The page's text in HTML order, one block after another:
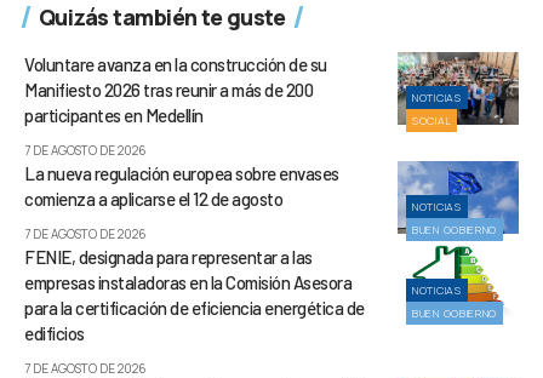
Quizás también te guste
NOTICIAS
SOCIAL
Voluntare avanza en la construcción de su
Manifiesto 2026 tras reunir a más de 200
participantes en Medellín
7 DE AGOSTO DE 2026
NOTICIAS
BUEN GOBIERNO
La nueva regulación europea sobre envases
comienza a aplicarse el 12 de agosto
7 DE AGOSTO DE 2026
NOTICIAS
BUEN GOBIERNO
FENIE, designada para representar a las
empresas instaladoras en la Comisión Asesora
para la certificación de eficiencia energética de
edificios
7 DE AGOSTO DE 2026